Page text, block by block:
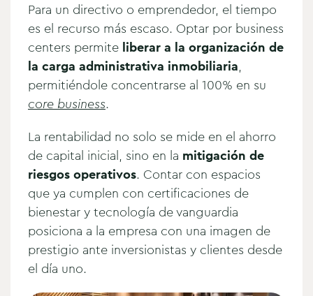
Para un directivo o emprendedor, el tiempo
es el recurso más escaso. Optar por business
centers permite liberar a la organización de
la carga administrativa inmobiliaria,
permitiéndole concentrarse al 100% en su
core business.
La rentabilidad no solo se mide en el ahorro
de capital inicial, sino en la mitigación de
riesgos operativos. Contar con espacios
que ya cumplen con certificaciones de
bienestar y tecnología de vanguardia
posiciona a la empresa con una imagen de
prestigio ante inversionistas y clientes desde
el día uno.